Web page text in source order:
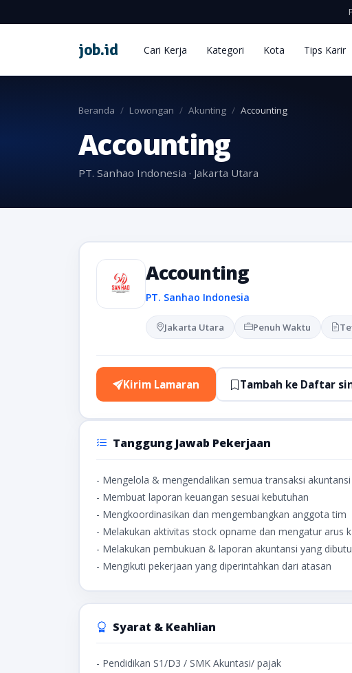
job.id Cari Kerja Kategori Kota Tips Karir
Beranda Lowongan Akunting Accounting
Accounting
PT. Sanhao Indonesia · Jakarta Utara
Accounting
PT. Sanhao Indonesia
Jakarta Utara Penuh Waktu
Kirim Lamaran Tambah ke Daftar
Tanggung Jawab Pekerjaan
- Mengelola & mengendalikan semua transaksi akuntansi
- Membuat laporan keuangan sesuai kebutuhan
- Mengkoordinasikan dan mengembangkan anggota tim
- Melakukan aktivitas stock opname dan mengatur arus
- Melakukan pembukuan & laporan akuntansi yang
- Mengikuti pekerjaan yang diperintahkan dari atasan
Syarat & Keahlian
- Pendidikan S1/D3 / SMK Akuntasi/ pajak